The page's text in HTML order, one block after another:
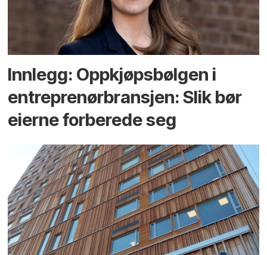
Innlegg: Oppkjøps­bølgen i
entreprenør­bransjen: Slik bør
eierne forberede seg